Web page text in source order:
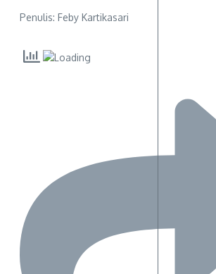
Penulis: Feby Kartikasari